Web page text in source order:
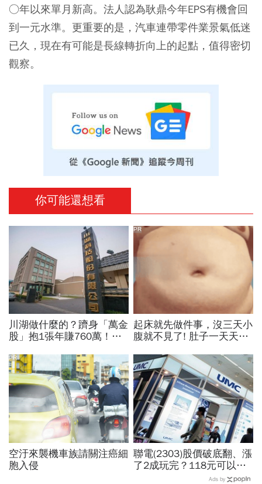
○年以來單月新高。法人認為耿鼎今年EPS有機會回
到一元水準。更重要的是，汽車連帶零件業景氣低迷
已久，現在有可能是長線轉折向上的起點，值得密切
觀察。
你可能還想看
川湖做什麼的？躋身「萬金
股」抱1張年賺760萬！傳
根鐵憑什麼賣這麼貴」？
起床就先做件事，沒三天小
腹就不見了! 肚子一天天變
PR
空汙來襲機車族請關注癌細
胞入侵
PR
聯電(2303)股價破底翻、漲
了2成玩完？118元可以
買？展望大好為何外資2天
Ads by